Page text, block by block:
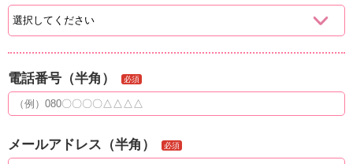
電話番号（半角） 必須
メールアドレス（半角） 必須